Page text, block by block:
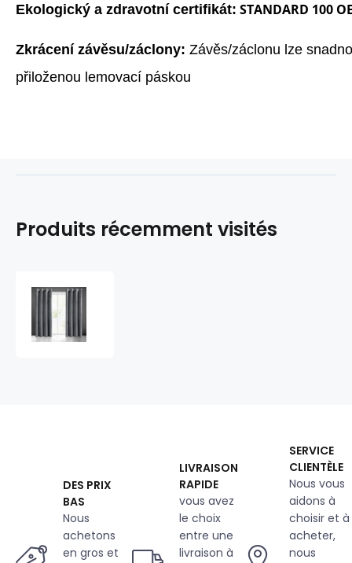
Ekologický a zdravotní certifikát: STANDARD 100
Zkrácení závěsu/záclony: Závěs/záclonu lze
přiloženou lemovací páskou
Produits récemment visités
DES PRIX
BAS
Nous
achetons
en gros et
LIVRAISON
RAPIDE
vous avez
le choix
entre une
livraison à
SERVICE
CLIENTÈLE
Nous vous
aidons à
choisir et à
acheter,
nous